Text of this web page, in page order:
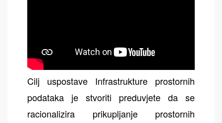
Cilj uspostave Infrastrukture prostornih
podataka je stvoriti preduvjete da se
racionalizira prikupljanje prostornih